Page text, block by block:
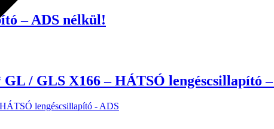
– ADS nélkül!
/ GLS X166 – HÁTSÓ lengéscsillapító